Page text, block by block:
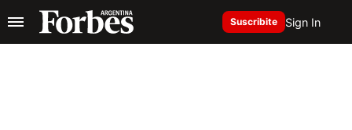
Suscribite Sign In